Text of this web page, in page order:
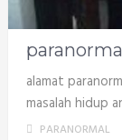
alamat
masalah hidup
PARANORMAL